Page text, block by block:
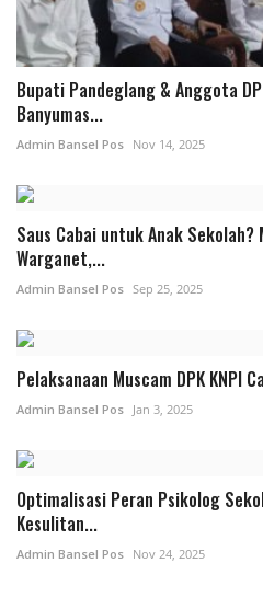
Bupati Pandeglang & Anggota
Banyumas...
Admin Bansel Pos Nov 14, 2025
Saus Cabai untuk Anak
Warganet,...
Admin Bansel Pos Sep 25, 2025
Pelaksanaan Muscam DPK KNPI
Admin Bansel Pos Jan 3, 2025
Optimalisasi Peran Psikolog
Kesulitan...
Admin Bansel Pos Nov 24, 2025